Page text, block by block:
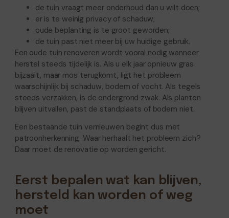
de tuin vraagt meer onderhoud dan u wilt doen;
er is te weinig privacy of schaduw;
oude beplanting is te groot geworden;
de tuin past niet meer bij uw huidige gebruik.
Een oude tuin renoveren wordt vooral nodig wanneer
herstel steeds tijdelijk is. Als u elk jaar opnieuw gras
bijzaait, maar mos terugkomt, ligt het probleem
waarschijnlijk bij schaduw, bodem of vocht. Als tegels
steeds verzakken, is de ondergrond zwak. Als planten
blijven uitvallen, past de standplaats of bodem niet.
Een bestaande tuin vernieuwen begint dus met
patroonherkenning. Waar herhaalt het probleem zich?
Daar moet de renovatie op worden gericht.
Eerst bepalen wat kan blijven,
hersteld kan worden of weg
moet